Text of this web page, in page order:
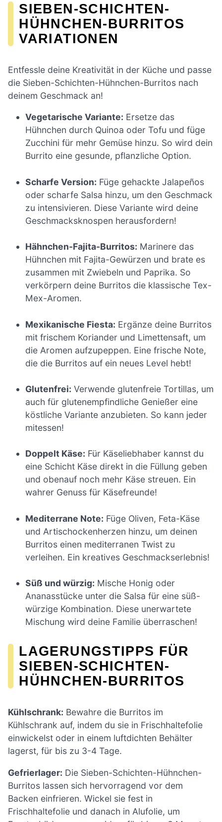
SIEBEN-SCHICHTEN-
HÜHNCHEN-BURRITOS
VARIATIONEN
Entfessle deine Kreativität in der Küche und passe
die Sieben-Schichten-Hühnchen-Burritos nach
deinem Geschmack an!
Vegetarische Variante: Ersetze das
Hühnchen durch Quinoa oder Tofu und füge
Zucchini für mehr Gemüse hinzu. So wird dein
Burrito eine gesunde, pflanzliche Option.
Scharfe Version: Füge gehackte Jalapeños
oder scharfe Salsa hinzu, um den Geschmack
zu intensivieren. Diese Variante wird deine
Geschmacksknospen herausfordern!
Hähnchen-Fajita-Burritos: Marinere das
Hühnchen mit Fajita-Gewürzen und brate es
zusammen mit Zwiebeln und Paprika. So
verkörpern deine Burritos die klassische Tex-
Mex-Aromen.
Mexikanische Fiesta: Ergänze deine Burritos
mit frischem Koriander und Limettensaft, um
die Aromen aufzupeppen. Eine frische Note,
die die Burritos auf ein neues Level hebt!
Glutenfrei: Verwende glutenfreie Tortillas, um
auch für glutenempfindliche Genießer eine
köstliche Variante anzubieten. So kann jeder
mitessen!
Doppelt Käse: Für Käseliebhaber kannst du
eine Schicht Käse direkt in die Füllung geben
und obenauf noch mehr Käse streuen. Ein
wahrer Genuss für Käsefreunde!
Mediterrane Note: Füge Oliven, Feta-Käse
und Artischockenherzen hinzu, um deinen
Burritos einen mediterranen Twist zu
verleihen. Ein kreatives Geschmackserlebnis!
Süß und würzig: Mische Honig oder
Ananasstücke unter die Salsa für eine süß-
würzige Kombination. Diese unerwartete
Mischung wird deine Familie überraschen!
LAGERUNGSTIPPS FÜR
SIEBEN-SCHICHTEN-
HÜHNCHEN-BURRITOS
Kühlschrank: Bewahre die Burritos im
Kühlschrank auf, indem du sie in Frischhaltefolie
einwickelst oder in einem luftdichten Behälter
lagerst, für bis zu 3-4 Tage.
Gefrierlager: Die Sieben-Schichten-Hühnchen-
Burritos lassen sich hervorragend vor dem
Backen einfrieren. Wickel sie fest in
Frischhaltefolie und danach in Alufolie, um